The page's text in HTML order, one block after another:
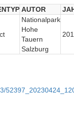
AUTOR
Nationalpark
Hohe
Tauern
Salzburg